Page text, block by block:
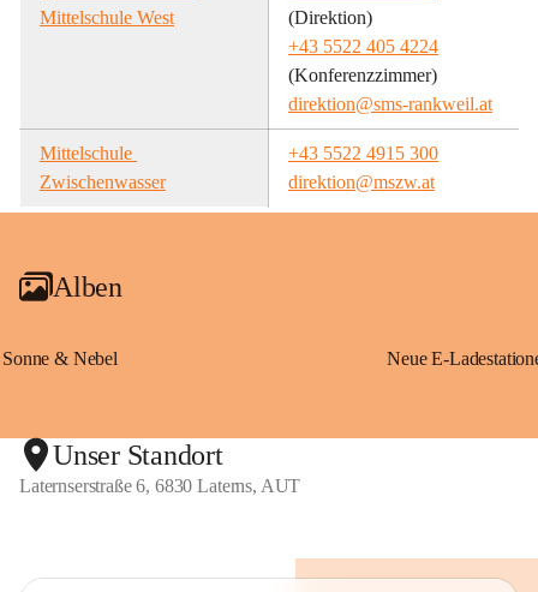
Mittelschule West
(Direktion)
+43 5522 405 4224
(Konferenzzimmer)
direktion@sms-rankweil.at
Mittelschule
Zwischenwasser
+43 5522 4915 300
direktion@mszw.at
Alben
Sonne & Nebel
Unser Standort
Laternserstraße 6, 6830 Laterns, AUT